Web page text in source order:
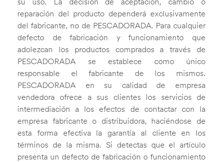
reparación del producto dependerá exclusivamente
del fabricante, no de PESCADORADA. Para cualquier
defecto de fabricación y funcionamiento que
adolezcan los productos comprados a través de
PESCADORADA se establece como único
responsable el fabricante de los mismos.
PESCADORADA en su calidad de empresa
vendedora ofrece a sus clientes los servicios de
intermediación a los efectos de contactar con la
empresa fabricante o distribuidora, haciéndose de
esta forma efectiva la garantía al cliente en los
términos de la misma. Si detectas que el artículo
presenta un defecto de fabricación o funcionamiento